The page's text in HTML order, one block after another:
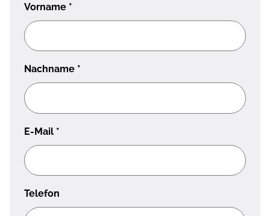
Vorname *
Nachname *
E-Mail *
Telefon